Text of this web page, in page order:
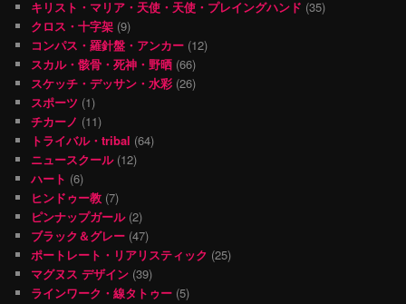
キリスト・マリア・天使・天使・プレイングハンド (35)
クロス・十字架 (9)
コンパス・羅針盤・アンカー (12)
スカル・骸骨・死神・野晒 (66)
スケッチ・デッサン・水彩 (26)
スポーツ (1)
チカーノ (11)
トライバル・tribal (64)
ニュースクール(12)
ハート (6)
ヒンドゥー教 (7)
ピンナップガール(2)
ブラック＆グレー (47)
ポートレート・リアリスティック (25)
マグヌス デザイン (39)
ラインワーク・線タトゥー (5)